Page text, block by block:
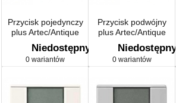
Przycisk pojedynczy
plus Artec/Antique
Niedostępny
0 wariantów
Przycisk podwójny
plus Artec/Antique
Niedostępny
0 wariantów